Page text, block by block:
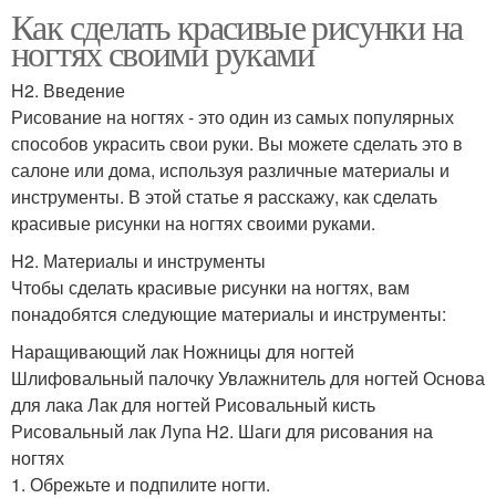
Как сделать красивые рисунки на
ногтях своими руками
H2. Введение
Рисование на ногтях - это один из самых популярных
способов украсить свои руки. Вы можете сделать это в
салоне или дома, используя различные материалы и
инструменты. В этой статье я расскажу, как сделать
красивые рисунки на ногтях своими руками.
H2. Материалы и инструменты
Чтобы сделать красивые рисунки на ногтях, вам
понадобятся следующие материалы и инструменты:
Наращивающий лак Ножницы для ногтей
Шлифовальный палочку Увлажнитель для ногтей Основа
для лака Лак для ногтей Рисовальный кисть
Рисовальный лак Лупа H2. Шаги для рисования на
ногтях
1. Обрежьте и подпилите ногти.